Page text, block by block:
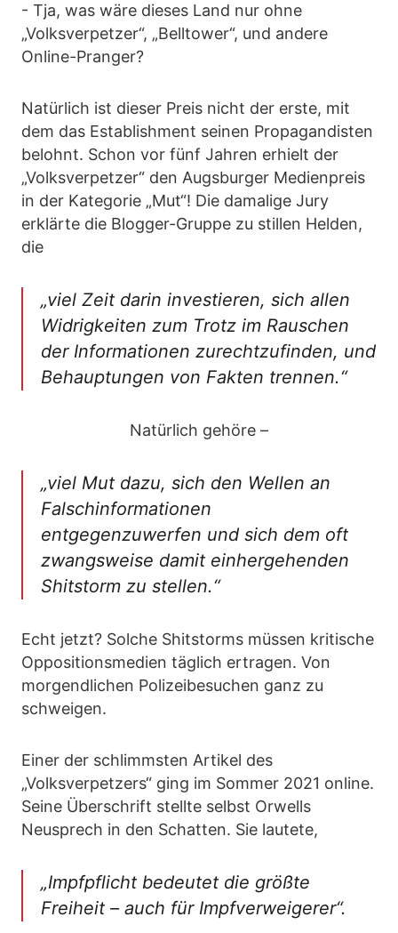
- Tja, was wäre dieses Land nur ohne
„Volksverpetzer“, „Belltower“, und andere
Online-Pranger?
Natürlich ist dieser Preis nicht der erste, mit
dem das Establishment seinen Propagandisten
belohnt. Schon vor fünf Jahren erhielt der
„Volksverpetzer“ den Augsburger Medienpreis
in der Kategorie „Mut“! Die damalige Jury
erklärte die Blogger-Gruppe zu stillen Helden,
die
„viel Zeit darin investieren, sich allen
Widrigkeiten zum Trotz im Rauschen
der Informationen zurechtzufinden, und
Behauptungen von Fakten trennen.“
Natürlich gehöre –
„viel Mut dazu, sich den Wellen an
Falschinformationen
entgegenzuwerfen und sich dem oft
zwangsweise damit einhergehenden
Shitstorm zu stellen.“
Echt jetzt? Solche Shitstorms müssen kritische
Oppositionsmedien täglich ertragen. Von
morgendlichen Polizeibesuchen ganz zu
schweigen.
Einer der schlimmsten Artikel des
„Volksverpetzers“ ging im Sommer 2021 online.
Seine Überschrift stellte selbst Orwells
Neusprech in den Schatten. Sie lautete,
„Impfpflicht bedeutet die größte
Freiheit – auch für Impfverweigerer“.